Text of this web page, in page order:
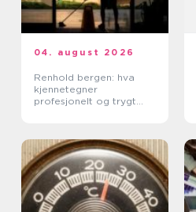
04. august 2026
Renhold bergen: hva
kjennetegner
profesjonelt og trygt